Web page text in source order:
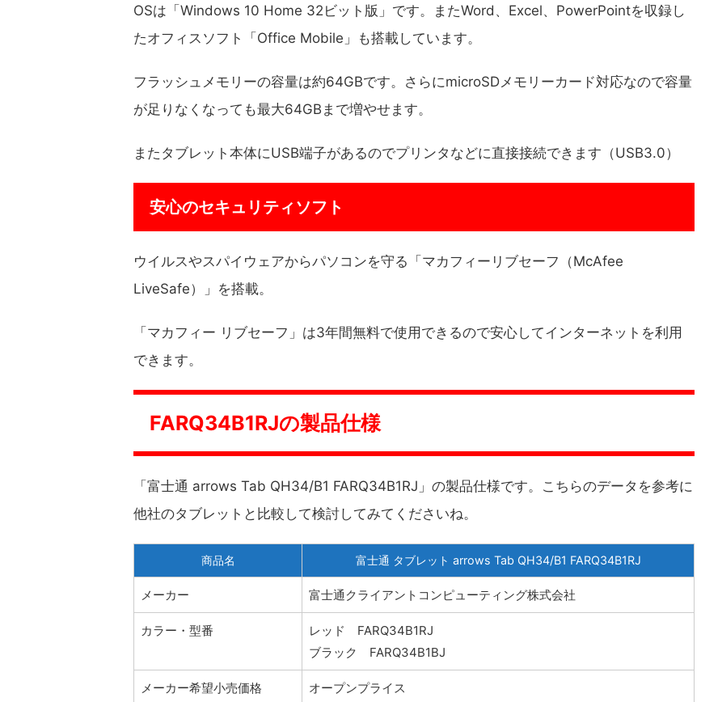
OSは「Windows 10 Home 32ビット版」です。またWord、Excel、PowerPointを収録し
たオフィスソフト「Office Mobile」も搭載しています。
フラッシュメモリーの容量は約64GBです。さらにmicroSDメモリーカード対応なので容量
が足りなくなっても最大64GBまで増やせます。
またタブレット本体にUSB端子があるのでプリンタなどに直接接続できます（USB3.0）
安心のセキュリティソフト
ウイルスやスパイウェアからパソコンを守る「マカフィーリブセーフ（McAfee
LiveSafe）」を搭載。
「マカフィー リブセーフ」は3年間無料で使用できるので安心してインターネットを利用
できます。
FARQ34B1RJの製品仕様
「富士通 arrows Tab QH34/B1 FARQ34B1RJ」の製品仕様です。こちらのデータを参考に
他社のタブレットと比較して検討してみてくださいね。
商品名 富士通 タブレット arrows Tab QH34/B1 FARQ34B1RJ
メーカー 富士通クライアントコンピューティング株式会社
カラー・型番
レッド FARQ34B1RJ
ブラック FARQ34B1BJ
メーカー希望小売価格 オープンプライス